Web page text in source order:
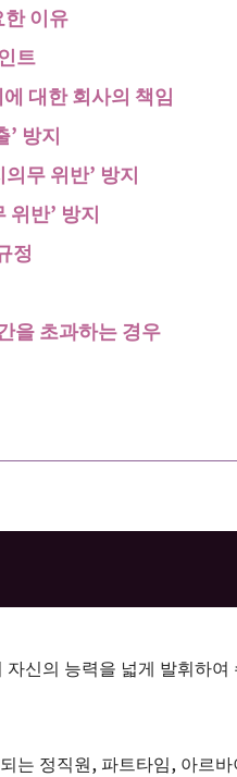
한 이유
트
대한 회사의 책임
방지
무 위반’ 방지
반’ 방지
정
을 초과하는 경우
신의 능력을 넓게 발휘하
는 정직원, 파트타임, 아르